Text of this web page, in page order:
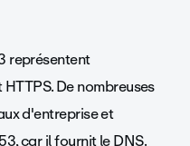
représentent
De nombreuses
d'entreprise et
car il fournit le DNS.